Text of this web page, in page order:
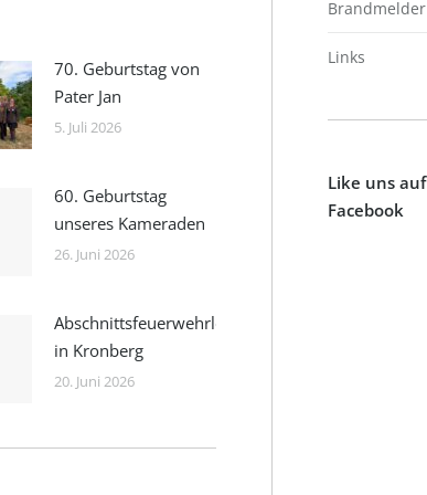
70. Geburtstag von
Pater Jan
5. Juli 2026
60. Geburtstag
unseres Kameraden
26. Juni 2026
Abschnittsfeuerwehrleistungsbewerb
in Kronberg
20. Juni 2026
Brandmelder
Links
Like uns auf
Facebook